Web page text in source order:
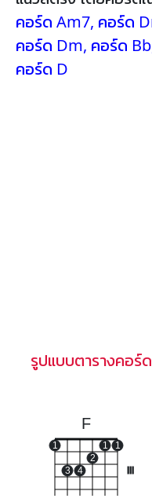
คอร์ด Am7, คอร์ด
คอร์ด Dm, คอร์ด Bb
คอร์ด D
รูปแบบตารางคอร์
F
1
3 4
2
1 1